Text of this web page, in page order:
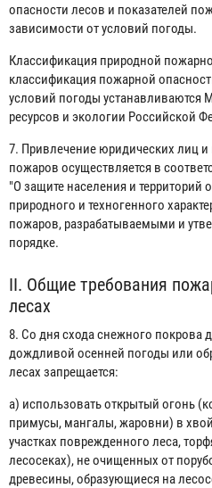
опасности лесов и показателей
зависимости от условий погоды.
Классификация природной
классификация пожарной
условий погоды устанавливаются
ресурсов и экологии Российской
7. Привлечение юридических лиц
пожаров осуществляется в
"О защите населения и территорий
природного и техногенного
пожаров, разрабатываемыми и
порядке.
II. Общие требования
лесах
8. Со дня схода снежного покрова
дождливой осенней погоды или
лесах запрещается:
а) использовать открытый огонь
примусы, мангалы, жаровни) в
участках поврежденного леса,
лесосеках), не очищенных от
древесины, образующиеся на